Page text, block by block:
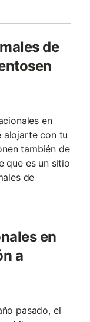
de
en
alojarte con tu
también de
que es un sitio
de
en
a
pasado, el